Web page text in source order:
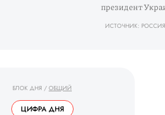
президент
ИСТОЧНИК:
БЛОК ДНЯ / ОБЩИЙ
ЦИФРА ДНЯ